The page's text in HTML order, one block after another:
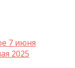
7 июня
2025